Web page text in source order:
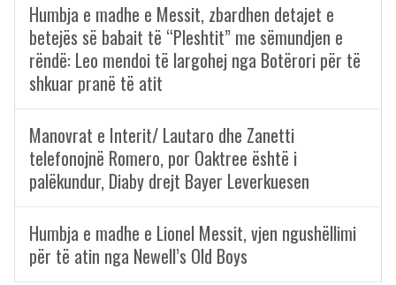
Humbja e madhe e Messit, zbardhen detajet e
betejës së babait të “Pleshtit” me sëmundjen e
rëndë: Leo mendoi të largohej nga Botërori për të
shkuar pranë të atit
Manovrat e Interit/ Lautaro dhe Zanetti
telefonojnë Romero, por Oaktree është i
palëkundur, Diaby drejt Bayer Leverkuesen
Humbja e madhe e Lionel Messit, vjen ngushëllimi
për të atin nga Newell’s Old Boys